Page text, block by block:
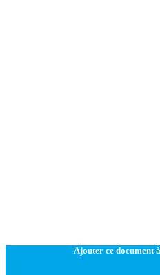
Ajouter ce document